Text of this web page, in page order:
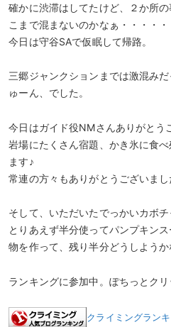
確かに渋滞はしてたけど、２か所
こまで混まないのかなぁ・・・・・
今日は守谷SAで仮眠して帰路。
三郷ジャンクションまでは激混み
ゅーん、でした。
今日はガイド役NMさんありがとう
岩場にたくさん宿題、かき氷に食
ます♪
常連の方々もありがとうございまし
そして、いただいたでっかいカボチ
とりあえず半分使ってパンプキン
物を作って、残り半分どうしようか
ランキングに参加中。ぽちっとクリ
クライミングラン